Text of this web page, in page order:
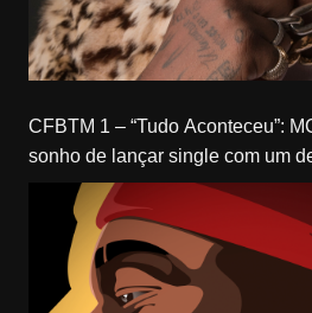
CFBTM 1 – “Tudo Aconteceu”: MC Du Black realiza
sonho de lançar single com um